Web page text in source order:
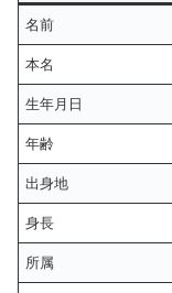
名前
本名
生年月日
年齢
出身地
身長
所属